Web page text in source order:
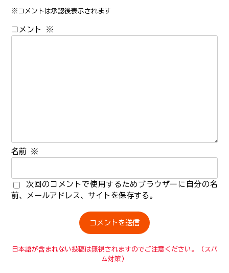
※コメントは承認後表示されます
コメント ※
名前 ※
次回のコメントで使用するためブラウザーに自分の名
前、メールアドレス、サイトを保存する。
日本語が含まれない投稿は無視されますのでご注意ください。（スパ
ム対策）